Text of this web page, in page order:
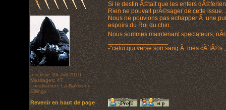
Inscrit le: 04 Juil 2010
Messages: 47
Localisation: La Balme de
Sillingy
Si le destin Ã©tait que les enfers
Rien ne pouvait prÃ©sager de cette
Nous ne pouvions pas echapper Ã une
espoirs du Roi du chin.
Nous sommes maintenant spectateurs;
_________________
-"celui qui verse son sang Ã mes cÃ´tÃ©s
Revenir en haut de page